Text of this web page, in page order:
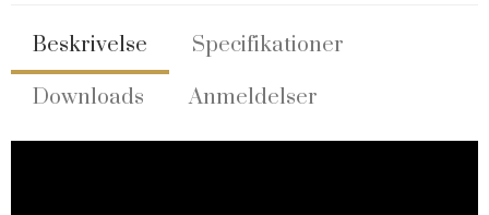
Beskrivelse
Specifikationer
Downloads
Anmeldelser